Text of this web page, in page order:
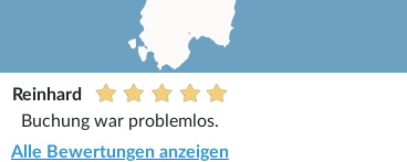
Reinhard
Buchung war problemlos.
Alle Bewertungen anzeigen